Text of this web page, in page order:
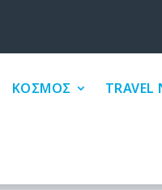
ΚΟΣΜΟΣ TRAVEL